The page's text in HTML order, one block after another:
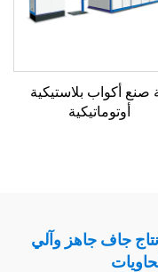
صنع أكواب بلاستيكية
أوتوماتيكية
جاف جاهز وآلي